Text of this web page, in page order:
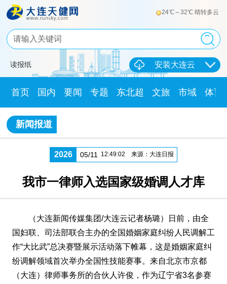
24℃～32℃ 晴转多云
读报纸 安装大连云
首页 国内 要闻 专题 东北超 文旅 市域 体育
新闻报道
2026 05/11 12:49:02 来源：大连日报
我市一律师入选国家级婚调人才库
（大连新闻传媒集团/大连云记者杨璐）日前，由全
国妇联、司法部联合主办的全国婚姻家庭纠纷人民调解工
作“大比武”总决赛暨展示活动落下帷幕，这是婚姻家庭纠
纷调解领域首次举办全国性技能赛事。来自北京市京都
（大连）律师事务所的合伙人许俊，作为辽宁省3名参赛